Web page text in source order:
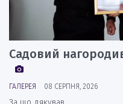
Садовий
ГАЛЕРЕЯ 08 СЕРПНЯ, 2026